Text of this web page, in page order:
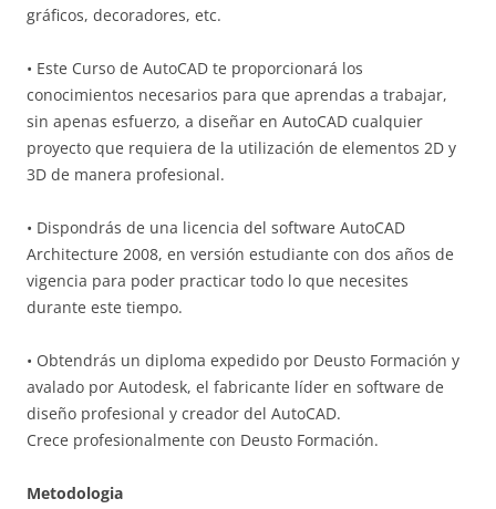
gráficos, decoradores, etc.
• Este Curso de AutoCAD te proporcionará los
conocimientos necesarios para que aprendas a trabajar,
sin apenas esfuerzo, a diseñar en AutoCAD cualquier
proyecto que requiera de la utilización de elementos 2D y
3D de manera profesional.
• Dispondrás de una licencia del software AutoCAD
Architecture 2008, en versión estudiante con dos años de
vigencia para poder practicar todo lo que necesites
durante este tiempo.
• Obtendrás un diploma expedido por Deusto Formación y
avalado por Autodesk, el fabricante líder en software de
diseño profesional y creador del AutoCAD.
Crece profesionalmente con Deusto Formación.
Metodologia